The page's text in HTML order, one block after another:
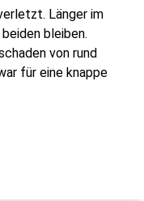
Länger im
bleiben.
von rund
für eine knappe